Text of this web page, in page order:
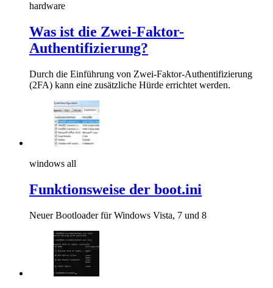
hardware
Was ist die Zwei-Faktor-
Authentifizierung?
Durch die Einführung von Zwei-Faktor-Authentifizierung
(2FA) kann eine zusätzliche Hürde errichtet werden.
windows all
Funktionsweise der boot.ini
Neuer Bootloader für Windows Vista, 7 und 8